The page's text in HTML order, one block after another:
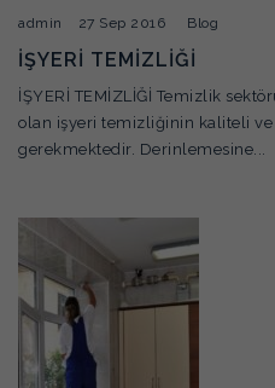
admin 27 Sep 2016 Blog
İŞYERİ TEMİZLİĞİ
İŞYERİ TEMİZLİĞİ Temizlik
olan işyeri temizliğinin kaliteli ve
gerekmektedir. Derinlemesine...